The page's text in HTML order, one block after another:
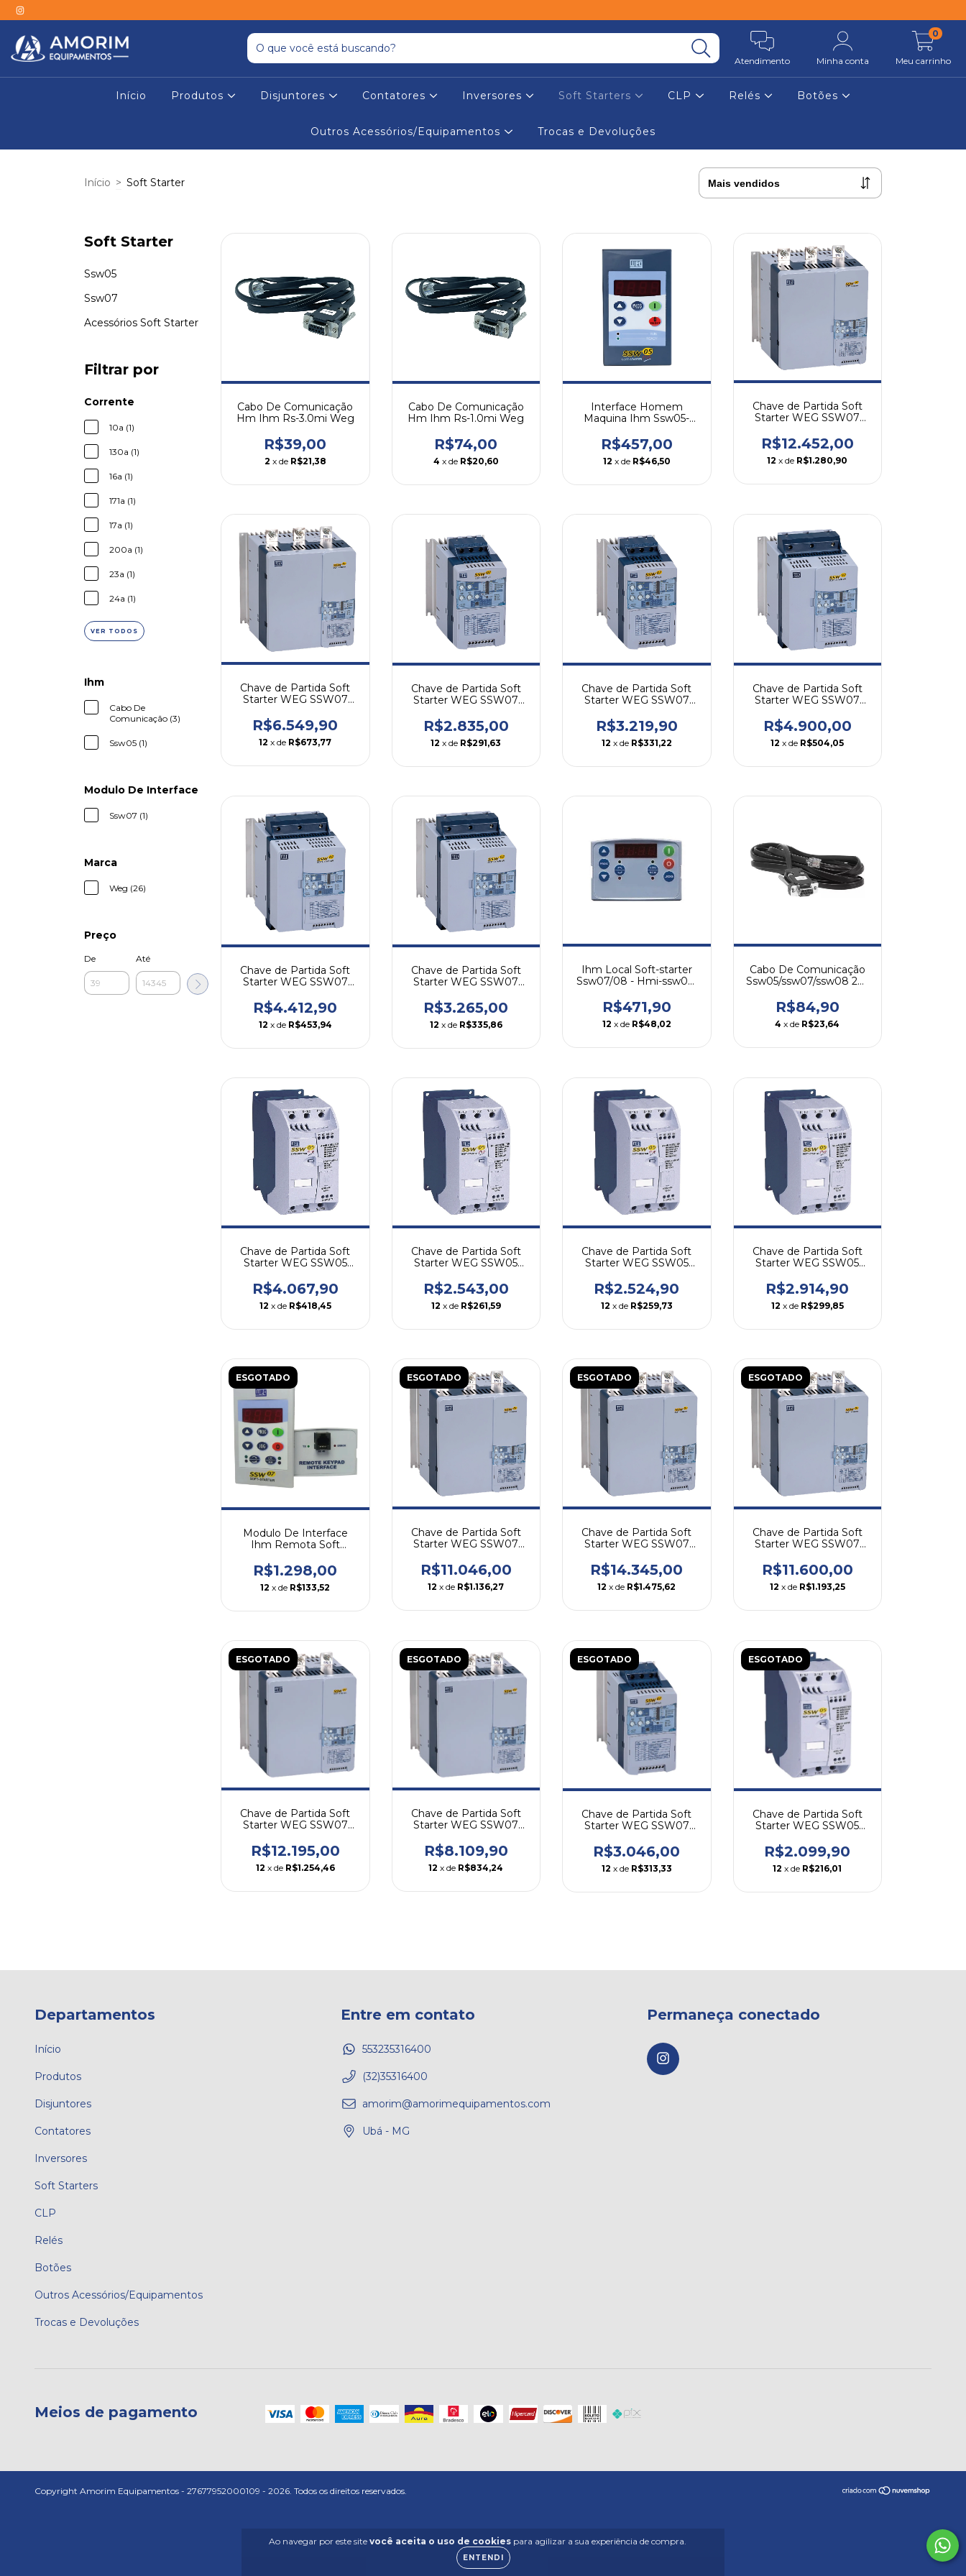
Atendimento Minha conta Meu carrinho
0
Início Produtos Disjuntores Contatores Inversores Soft Starters CLP Relés Botões
Outros Acessórios/Equipamentos Trocas e Devoluções
Ao navegar por este site você aceita o uso de cookiespara agilizar a sua experiência de compra.
ENTENDI
Início > Soft Starter
Soft Starter
Ssw05
Ssw07
Acessórios Soft Starter
Filtrar por
Corrente
10a (1)
130a (1)
16a (1)
171a (1)
17a (1)
200a (1)
23a (1)
24a (1)
VER TODOS
Ihm
Cabo De
Comunicação (3)
Ssw05 (1)
Modulo De Interface
Ssw07 (1)
Marca
Weg (26)
Preço
De Até
Cabo De Comunicação
Hm Ihm Rs-3.0mi Weg
R$39,00
2 x de R$21,38
Cabo De Comunicação
Hm Ihm Rs-1.0mi Weg
R$74,00
4 x de R$20,60
Interface Homem
Maquina Ihm Ssw05-
R$457,00
12 x de R$46,50
Chave de Partida Soft
Starter WEG SSW07
R$12.452,00
12 x de R$1.280,90
Chave de Partida Soft
Starter WEG SSW07
R$6.549,90
12 x de R$673,77
Chave de Partida Soft
Starter WEG SSW07
R$2.835,00
12 x de R$291,63
Chave de Partida Soft
Starter WEG SSW07
R$3.219,90
12 x de R$331,22
Chave de Partida Soft
Starter WEG SSW07
R$4.900,00
12 x de R$504,05
Chave de Partida Soft
Starter WEG SSW07
R$4.412,90
12 x de R$453,94
Chave de Partida Soft
Starter WEG SSW07
R$3.265,00
12 x de R$335,86
Ihm Local Soft-starter
Ssw07/08 - Hmi-ssw07-
R$471,90
12 x de R$48,02
Cabo De Comunicação
Ssw05/ssw07/ssw08 2m
R$84,90
4 x de R$23,64
Chave de Partida Soft
Starter WEG SSW05
R$4.067,90
12 x de R$418,45
Chave de Partida Soft
Starter WEG SSW05
R$2.543,00
12 x de R$261,59
Chave de Partida Soft
Starter WEG SSW05
R$2.524,90
12 x de R$259,73
Chave de Partida Soft
Starter WEG SSW05
R$2.914,90
12 x de R$299,85
ESGOTADO
Modulo De Interface
Ihm Remota Soft
R$1.298,00
12 x de R$133,52
ESGOTADO
Chave de Partida Soft
Starter WEG SSW07
R$11.046,00
12 x de R$1.136,27
ESGOTADO
Chave de Partida Soft
Starter WEG SSW07
R$14.345,00
12 x de R$1.475,62
ESGOTADO
Chave de Partida Soft
Starter WEG SSW07
R$11.600,00
12 x de R$1.193,25
ESGOTADO
Chave de Partida Soft
Starter WEG SSW07
R$12.195,00
12 x de R$1.254,46
ESGOTADO
Chave de Partida Soft
Starter WEG SSW07
R$8.109,90
12 x de R$834,24
ESGOTADO
Chave de Partida Soft
Starter WEG SSW07
R$3.046,00
12 x de R$313,33
ESGOTADO
Chave de Partida Soft
Starter WEG SSW05
R$2.099,90
12 x de R$216,01
Departamentos
Início
Produtos
Disjuntores
Contatores
Inversores
Soft Starters
CLP
Relés
Botões
Outros Acessórios/Equipamentos
Trocas e Devoluções
Entre em contato
553235316400
(32)35316400
amorim@amorimequipamentos.com
Ubá - MG
Permaneça conectado
Meios de pagamento
Copyright Amorim Equipamentos - 27677952000109 - 2026. Todos os direitos reservados.